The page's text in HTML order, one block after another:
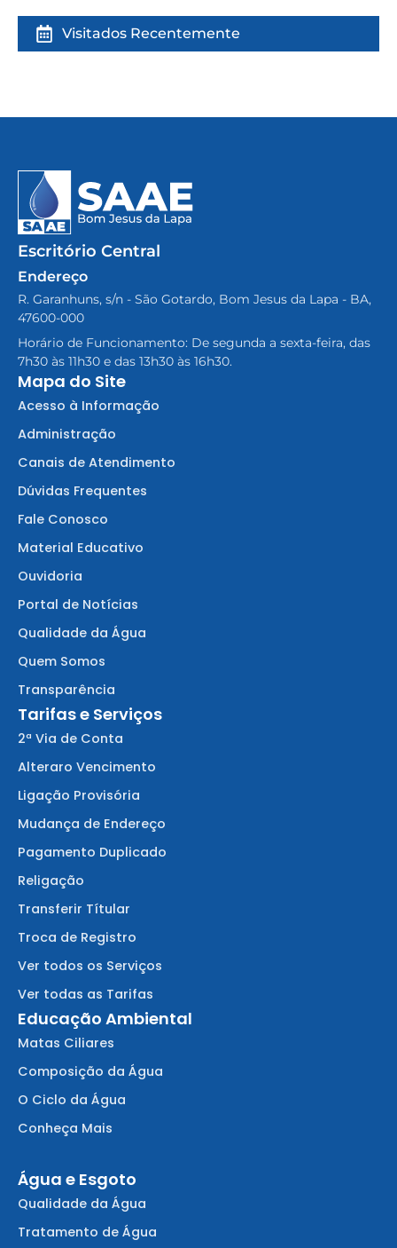
Visitados Recentemente
Escritório Central
Endereço
R. Garanhuns, s/n - São Gotardo, Bom Jesus da Lapa - BA,
47600-000
Horário de Funcionamento: De segunda a sexta-feira, das
7h30 às 11h30 e das 13h30 às 16h30.
Mapa do Site
Acesso à Informação
Administração
Canais de Atendimento
Dúvidas Frequentes
Fale Conosco
Material Educativo
Ouvidoria
Portal de Notícias
Qualidade da Água
Quem Somos
Transparência
Tarifas e Serviços
2ª Via de Conta
Alteraro Vencimento
Ligação Provisória
Mudança de Endereço
Pagamento Duplicado
Religação
Transferir Títular
Troca de Registro
Ver todos os Serviços
Ver todas as Tarifas
Educação Ambiental
Matas Ciliares
Composição da Água
O Ciclo da Água
Conheça Mais
Água e Esgoto
Qualidade da Água
Tratamento de Água